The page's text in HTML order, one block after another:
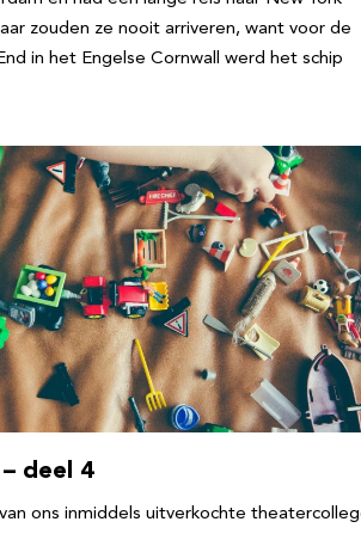
zouden ze nooit arriveren, want voor de
in het Engelse Cornwall werd het schip
deel 4
ons inmiddels uitverkochte